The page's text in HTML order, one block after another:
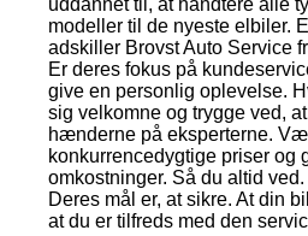
uddannet til, at håndtere alle
modeller til de nyeste elbiler.
adskiller Brovst Auto Service
Er deres fokus på
give en personlig oplevelse.
sig velkomne og trygge ved,
hænderne på eksperterne.
konkurrencedygtige priser og
omkostninger. Så du altid
Deres mål er, at sikre. At din
at du er tilfreds med den